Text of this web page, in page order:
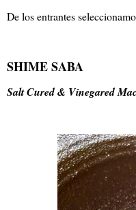
De los entrantes
SHIME SABA
Salt Cured & Vinegared